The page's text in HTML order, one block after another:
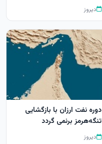
دیروز
دوره نفت ارزان با بازگشایی
تنگه‌هرمز برنمی گردد
دیروز